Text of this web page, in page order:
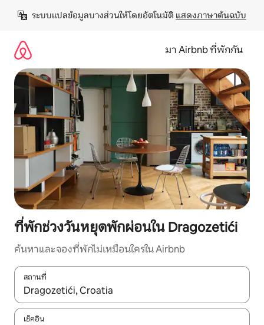
เนื้อหา
ระบบแปลข้อมูลบางส่วนให้โดยอัตโนมัติ แสดงภาษาต้นฉบับ
มา Airbnb ที่พักกัน
ที่พักช่วงวันหยุดพักผ่อนใน Dragozetići
ค้นหาและจองที่พักไม่เหมือนใครใน Airbnb
สถานที่
ใช้ลูกศรขึ้นลง หรือใช้การสัมผัสหรือปัด เพื่อสำรวจผลการค้นหา
เช็คอิน